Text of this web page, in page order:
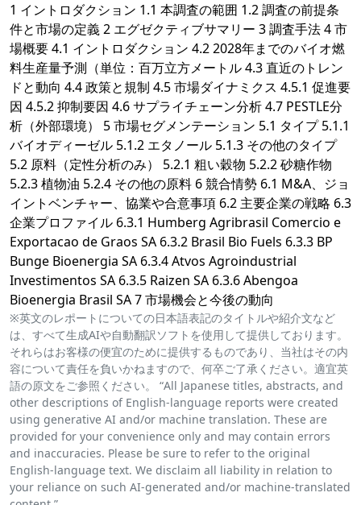
1 イントロダクション 1.1 本調査の範囲 1.2 調査の前提条
件と市場の定義 2 エグゼクティブサマリー 3 調査手法 4 市
場概要 4.1 イントロダクション 4.2 2028年までのバイオ燃
料生産量予測（単位：百万立方メートル 4.3 直近のトレン
ドと動向 4.4 政策と規制 4.5 市場ダイナミクス 4.5.1 促進要
因 4.5.2 抑制要因 4.6 サプライチェーン分析 4.7 PESTLE分
析（外部環境） 5 市場セグメンテーション 5.1 タイプ 5.1.1
バイオディーゼル 5.1.2 エタノール 5.1.3 その他のタイプ
5.2 原料（定性分析のみ） 5.2.1 粗い穀物 5.2.2 砂糖作物
5.2.3 植物油 5.2.4 その他の原料 6 競合情勢 6.1 M&A、ジョ
イントベンチャー、協業や合意事項 6.2 主要企業の戦略 6.3
企業プロファイル 6.3.1 Humberg Agribrasil Comercio e
Exportacao de Graos SA 6.3.2 Brasil Bio Fuels 6.3.3 BP
Bunge Bioenergia SA 6.3.4 Atvos Agroindustrial
Investimentos SA 6.3.5 Raizen SA 6.3.6 Abengoa
Bioenergia Brasil SA 7 市場機会と今後の動向
※英文のレポートについての日本語表記のタイトルや紹介文など
は、すべて生成AIや自動翻訳ソフトを使用して提供しております。
それらはお客様の便宜のために提供するものであり、当社はその内
容について責任を負いかねますので、何卒ご了承ください。適宜英
語の原文をご参照ください。 “All Japanese titles, abstracts, and
other descriptions of English-language reports were created
using generative AI and/or machine translation. These are
provided for your convenience only and may contain errors
and inaccuracies. Please be sure to refer to the original
English-language text. We disclaim all liability in relation to
your reliance on such AI-generated and/or machine-translated